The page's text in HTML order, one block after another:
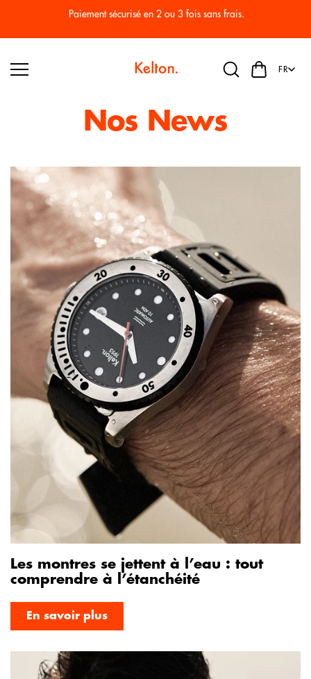
Paiement sécurisé en 2 ou 3 fois sans frais.
FR
Nos News
Les montres se jettent à l’eau : tout
comprendre à l’étanchéité
En savoir plus